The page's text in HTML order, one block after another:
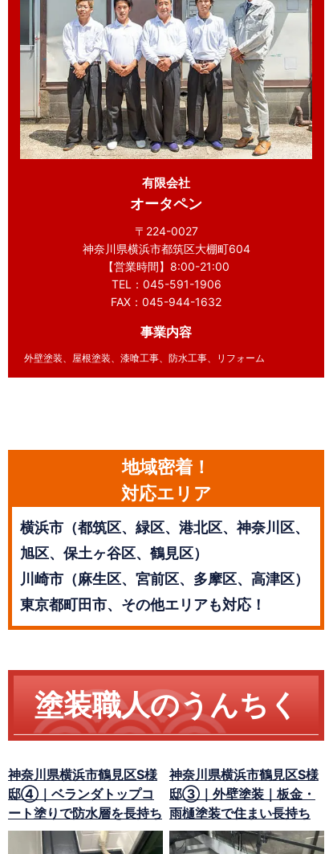
有限会社
オータペン
〒224-0027
神奈川県横浜市都筑区大棚町604
【営業時間】8:00-21:00
TEL：045-591-1906
FAX：045-944-1632
事業内容
外壁塗装、屋根塗装、漆喰工事、防水工事、リフォーム
地域密着！
対応エリア
横浜市（都筑区、緑区、港北区、神奈川区、
旭区、保土ヶ谷区、鶴見区）
川崎市（麻生区、宮前区、多摩区、高津区）
東京都町田市、その他エリアも対応！
塗装職人のうんちく
神奈川県横浜市鶴見区S様
邸④｜ベランダトップコ
ート塗りで防水層を長持ち
神奈川県横浜市鶴見区S様
邸③｜外壁塗装｜板金・
雨樋塗装で住まい長持ち